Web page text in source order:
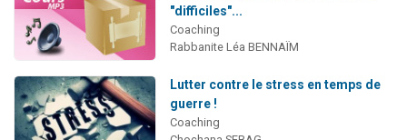
"difficiles"...
Coaching
Rabbanite Léa BENNAÏM
Lutter contre le stress en temps de
guerre !
Coaching